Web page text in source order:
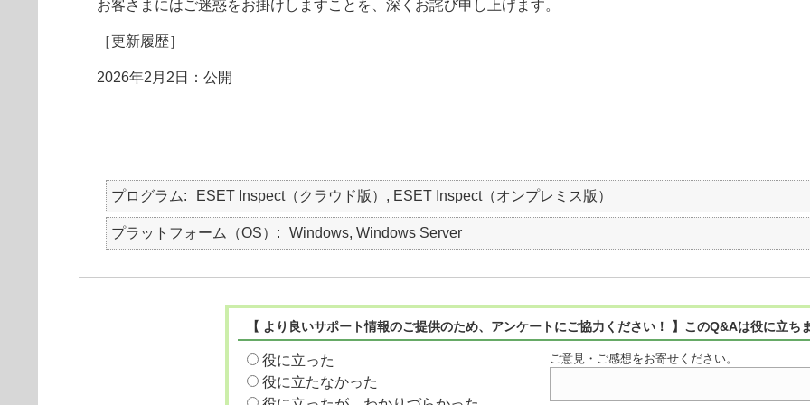
お客さまにはご迷惑をお掛けしますことを、深くお詫び申し上げます。
［更新履歴］
2026年2月2日：公開
プログラム ESET Inspect（クラウド版）, ESET Inspect（オンプレミス版）
プラットフォーム（OS） Windows, Windows Server
【 より良いサポート情報のご提供のため、アンケートにご協力ください！ 】このQ&Aは役に立ち
役に立った
役に立たなかった
ご意見・ご感想をお寄せください。